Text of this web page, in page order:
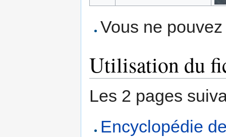
Vous ne
Utilisation du
Les 2 pages
Encyclopédie